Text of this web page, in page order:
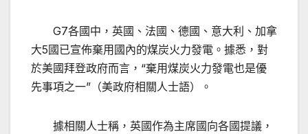
G7各國中，英國、法國、德國、意大利、加拿
大5國已宣佈棄用國內的煤炭火力發電。據悉，對
於美國拜登政府而言，“棄用煤炭火力發電也是優
先事項之一”（美政府相關人士語）。
據相關人士稱，英國作為主席國向各國提議，